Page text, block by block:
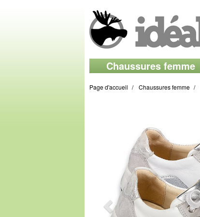
Chaussures femme
Page d'accueil Chaussures femme